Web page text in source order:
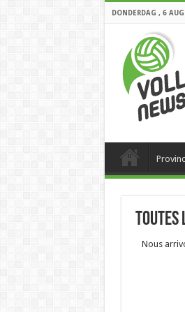
DONDERDAG , 6
Toutes
Nous